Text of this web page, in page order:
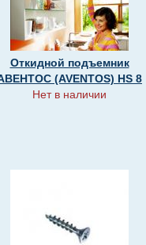
Откидной подъемник
(AVENTOS) HS 8
Нет в наличии